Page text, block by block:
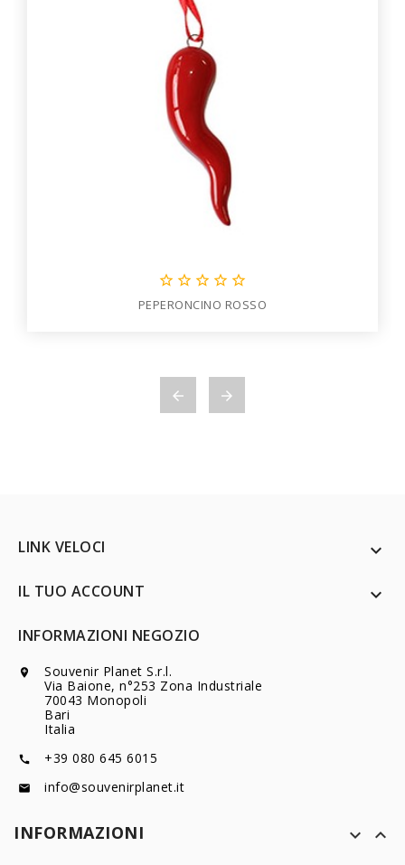
    
PEPERONCINO ROSSO
 
LINK VELOCI 
IL TUO ACCOUNT 
INFORMAZIONI NEGOZIO

Souvenir Planet S.r.l.
Via Baione, n°253 Zona Industriale
70043 Monopoli
Bari
Italia
 +39 080 645 6015
 info@souvenirplanet.it
INFORMAZIONI  